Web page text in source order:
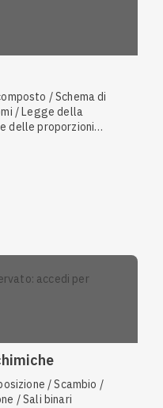
/ Schema di
/ Legge della
delle proporzioni
/ Scambio /
/ Sali binari